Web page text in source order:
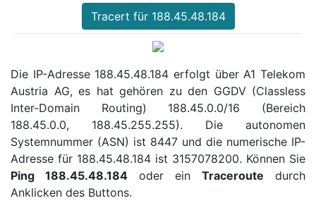
Tracert für 188.45.48.184
Die IP-Adresse 188.45.48.184 erfolgt über A1 Telekom
Austria AG, es hat gehören zu den GGDV (Classless
Inter-Domain Routing) 188.45.0.0/16 (Bereich
188.45.0.0, 188.45.255.255). Die autonomen
Systemnummer (ASN) ist 8447 und die numerische IP-
Adresse für 188.45.48.184 ist 3157078200. Können Sie
Ping 188.45.48.184 oder ein Traceroute durch
Anklicken des Buttons.